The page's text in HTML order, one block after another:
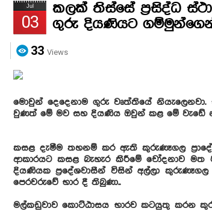
Jul
03
කලක් තිස්සේ ප්‍රසිද්ධ
ගුරු දියණියට
33 Views
මොවුන් දෙදෙනාම ගුරු වෘත්තියේ
වුණත් මේ මව සහ දියණිය ඔවුන් කළ මේ වැඩේ
කසළ දැමීම තහනම් කර ඇති කුරුණෑගල
ආකාරයට කසළ බැහැර කිරීමේ චෝදනාව මත
දියණියක ප්‍රදේශවාසීන් විසින් අල්ලා
පෙරවරුවේ භාර දී තිබුණා..
මල්කඩුවාව කොට්ඨාසය භාරව කටයුතු කරන